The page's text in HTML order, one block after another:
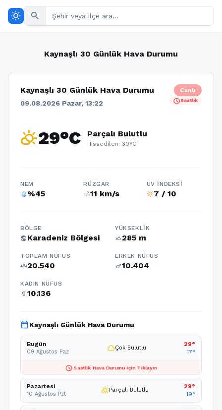
wb_sunny search
Kaynaşlı 30 Günlük Hava Durumu
Kaynaşlı 30 Günlük Hava Durumu
09.08.2026 Pazar, 13:22
Canlı
scheduleSaatlik
partly_cloudy_day29°C Parçalı Bulutlu
Hissedilen: 30°C
NEM
humidity_percentage%45
RÜZGAR
air11 km/s
UV İNDEKSI
wb_sunny7 / 10
BÖLGE
publicKaradeniz Bölgesi
YÜKSEKLIK
terrain285 m
TOPLAM NÜFUS
groups20.540
ERKEK NÜFUS
male10.404
KADIN NÜFUS
female 10.136
calendar_todayKaynaşlı Günlük Hava Durumu
Bugün
09 Ağustos Paz cloudÇok Bulutlu
29°
17°
schedule Saatlik Hava Durumu için Tıklayın
Pazartesi
10 Ağustos Pzt partly_cloudy_dayParçalı Bulutlu
29°
19°